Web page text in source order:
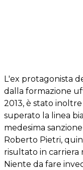
L'ex protagonista
dalla formazione
2013, è stato
superato la linea
medesima
Roberto Pietri,
risultato in carriera
Niente da fare